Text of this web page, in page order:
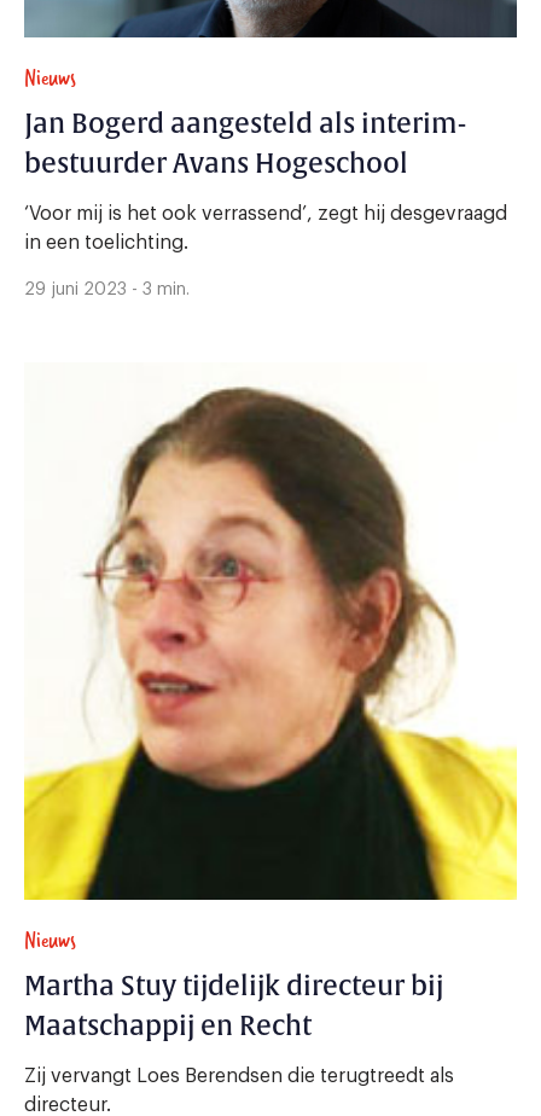
Nieuws
Jan Bogerd aangesteld als interim-
bestuurder Avans Hogeschool
‘Voor mij is het ook verrassend’, zegt hij desgevraagd
in een toelichting.
29 juni 2023 - 3 min.
Nieuws
Martha Stuy tijdelijk directeur bij
Maatschappij en Recht
Zij vervangt Loes Berendsen die terugtreedt als
directeur.